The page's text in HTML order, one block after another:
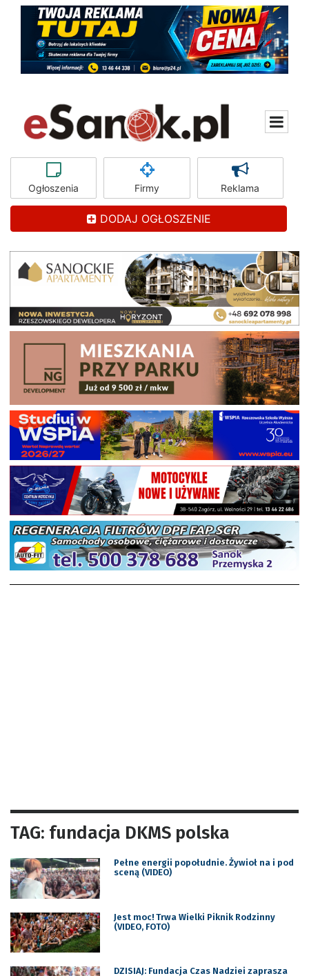
Ogłoszenia Firmy Reklama
DODAJ OGŁOSZENIE
TAG: fundacja DKMS polska
Pełne energii popołudnie. Żywioł na i pod
sceną (VIDEO)
Jest moc! Trwa Wielki Piknik Rodzinny
(VIDEO, FOTO)
DZISIAJ: Fundacja Czas Nadziei zaprasza